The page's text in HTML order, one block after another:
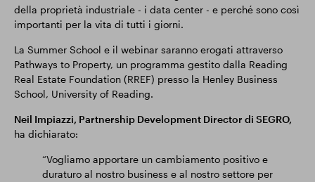
della proprietà industriale - i data center - e perché sono così
importanti per la vita di tutti i giorni.
La Summer School e il webinar saranno erogati attraverso
Pathways to Property, un programma gestito dalla Reading
Real Estate Foundation (RREF) presso la Henley Business
School, University of Reading.
Neil Impiazzi, Partnership Development Director di SEGRO,
ha dichiarato:
“Vogliamo apportare un cambiamento positivo e
duraturo al nostro business e al nostro settore per